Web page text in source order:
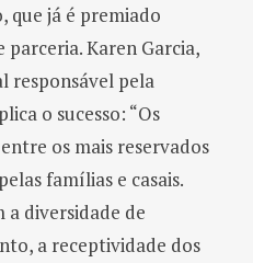
que já é premiado
Karen Garcia,
responsável pela
o sucesso: “Os
os mais reservados
famílias e casais.
a diversidade de
a receptividade dos